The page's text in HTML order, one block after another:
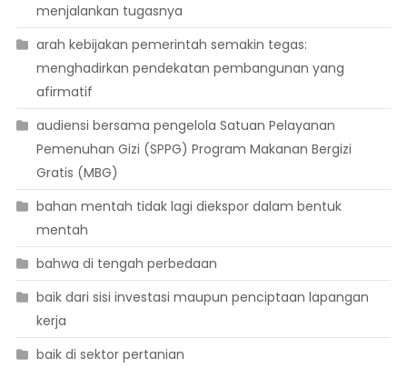
menjalankan tugasnya
arah kebijakan pemerintah semakin tegas:
menghadirkan pendekatan pembangunan yang
afirmatif
audiensi bersama pengelola Satuan Pelayanan
Pemenuhan Gizi (SPPG) Program Makanan Bergizi
Gratis (MBG)
bahan mentah tidak lagi diekspor dalam bentuk
mentah
bahwa di tengah perbedaan
baik dari sisi investasi maupun penciptaan lapangan
kerja
baik di sektor pertanian